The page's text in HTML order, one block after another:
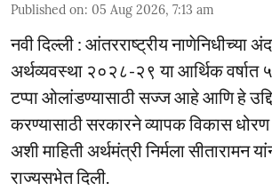
Published on: 05 Aug 2026, 7:13 am
नवी दिल्ली : आंतरराष्ट्रीय नाणेनिधीच्या
अर्थव्यवस्था २०२८-२९ या आर्थिक वर्षात
टप्पा ओलांडण्यासाठी सज्ज आहे आणि हे
करण्यासाठी सरकारने व्यापक विकास
अशी माहिती अर्थमंत्री निर्मला सीतारामन
राज्यसभेत दिली.